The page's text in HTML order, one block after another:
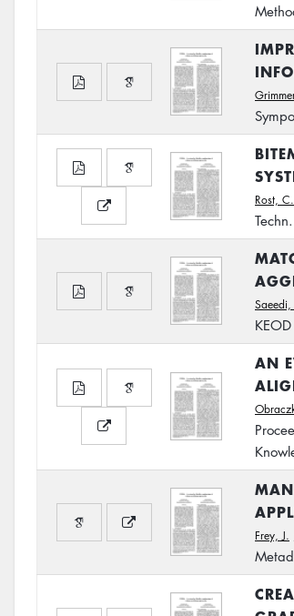
Rost, C.
AN
Frey, J.